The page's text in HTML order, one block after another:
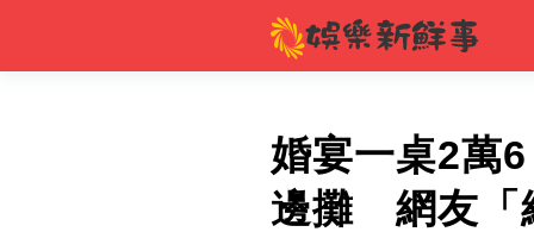
婚宴一桌2萬
邊攤 網友「